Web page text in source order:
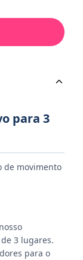
para 3
de movimento
3 lugares.
para o